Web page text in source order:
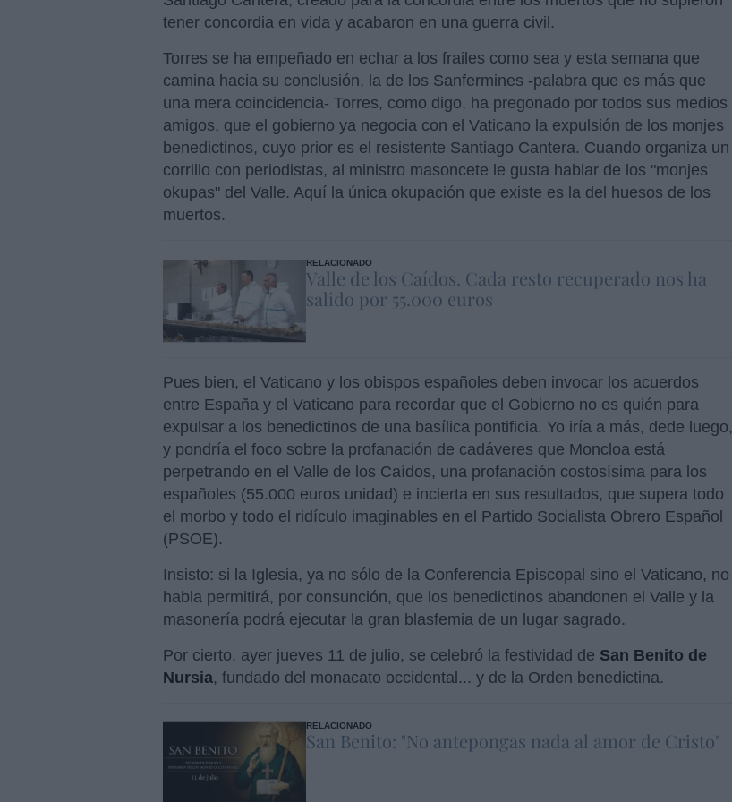
tener concordia en vida y acabaron en una guerra civil.
Torres se ha empeñado en echar a los frailes como sea y esta semana que
camina hacia su conclusión, la de los Sanfermines -palabra que es más que
una mera coincidencia- Torres, como digo, ha pregonado por todos sus medios
amigos, que el gobierno ya negocia con el Vaticano la expulsión de los monjes
benedictinos, cuyo prior es el resistente Santiago Cantera. Cuando organiza un
corrillo con periodistas, al ministro masoncete le gusta hablar de los "monjes
okupas" del Valle. Aquí la única okupación que existe es la del huesos de los
muertos.
RELACIONADO
Valle de los Caídos. Cada resto recuperado nos ha
salido por 55.000 euros
Pues bien, el Vaticano y los obispos españoles deben invocar los acuerdos
entre España y el Vaticano para recordar que el Gobierno no es quién para
expulsar a los benedictinos de una basílica pontificia. Yo iría a más, dede luego,
y pondría el foco sobre la profanación de cadáveres que Moncloa está
perpetrando en el Valle de los Caídos, una profanación costosísima para los
españoles (55.000 euros unidad) e incierta en sus resultados, que supera todo
el morbo y todo el ridículo imaginables en el Partido Socialista Obrero Español
(PSOE).
Insisto: si la Iglesia, ya no sólo de la Conferencia Episcopal sino el Vaticano, no
habla permitirá, por consunción, que los benedictinos abandonen el Valle y la
masonería podrá ejecutar la gran blasfemia de un lugar sagrado.
Por cierto, ayer jueves 11 de julio, se celebró la festividad de San Benito de
Nursia, fundado del monacato occidental... y de la Orden benedictina.
RELACIONADO
San Benito: "No antepongas nada al amor de Cristo"